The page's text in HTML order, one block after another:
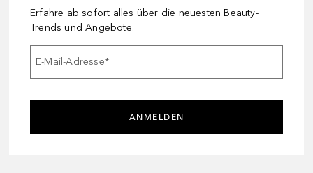
Erfahre ab sofort alles über die neuesten Beauty-
Trends und Angebote.
E-Mail-Adresse*
ANMELDEN